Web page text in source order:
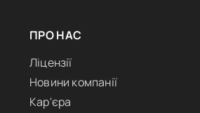
ПРО НАС
Ліцензії
Новини компанії
Кар'єра